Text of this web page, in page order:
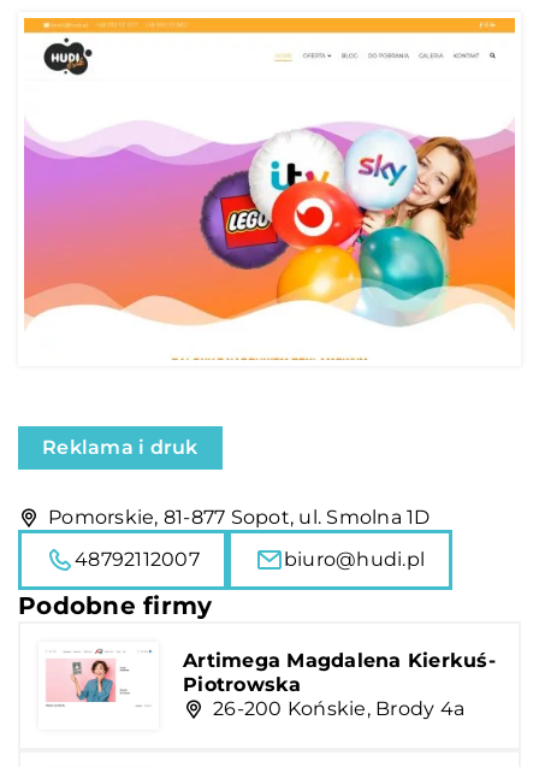
Reklama i druk
Pomorskie, 81-877 Sopot, ul. Smolna 1D
48792112007
biuro@hudi.pl
Podobne firmy
Artimega Magdalena Kierkuś-
Piotrowska
26-200 Końskie, Brody 4a